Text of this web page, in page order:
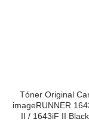
Tóner Original
imageRUNNER
II / 1643iF II